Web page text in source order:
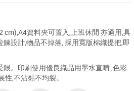
cm),A4資料夾可置入,上班休閒 亦適用,具
設計,物品不掉落, 採用寬版棉織提把,即
。印刷使用優良織品用墨水直噴 ,色彩
,不沾黏不均裂。